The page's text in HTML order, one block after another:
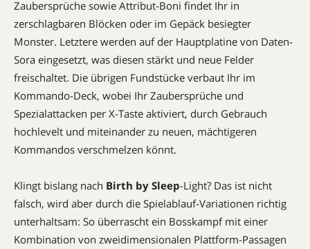
Zaubersprüche sowie Attribut-Boni findet Ihr in
zerschlagbaren Blöcken oder im Gepäck besiegter
Monster. Letztere werden auf der Hauptpla­tine von Daten-
Sora eingesetzt, was diesen stärkt und neue Felder
freischaltet. Die übrigen Fundstücke verbaut Ihr im
Kommando-Deck, wobei Ihr Zaubersprüche und
Spezialattacken per X-Taste aktiviert, durch Gebrauch
hochlevelt und miteinander zu neuen, mächtigeren
Kommandos verschmelzen könnt.
Klingt bislang nach Birth by Sleep-Light? Das ist nicht
falsch, wird aber durch die Spielablauf-­Variationen richtig
unterhaltsam: So überrascht ein Bosskampf mit einer
Kombination von zweidimensionalen Plattform-Passagen